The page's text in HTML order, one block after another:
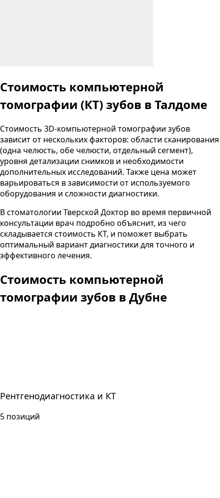
Стоимость компьютерной
томографии (КТ) зубов в Талдоме
Стоимость 3D-компьютерной томографии зубов
зависит от нескольких факторов: области сканирования
(одна челюсть, обе челюсти, отдельный сегмент),
уровня детализации снимков и необходимости
дополнительных исследований. Также цена может
варьироваться в зависимости от используемого
оборудования и сложности диагностики.
В стоматологии Тверской Доктор во время первичной
консультации врач подробно объяснит, из чего
складывается стоимость КТ, и поможет выбрать
оптимальный вариант диагностики для точного и
эффективного лечения.
Стоимость компьютерной
томографии зубов в Дубне
Рентгенодиагностика и КТ
5 позиций